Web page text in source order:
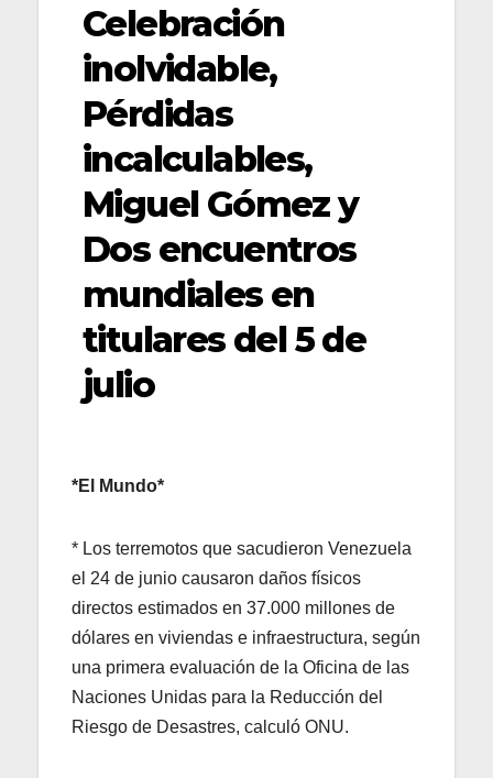
Celebración
inolvidable,
Pérdidas
incalculables,
Miguel Gómez y
Dos encuentros
mundiales en
titulares del 5 de
julio
*El Mundo*
* Los terremotos que sacudieron Venezuela
el 24 de junio causaron daños físicos
directos estimados en 37.000 millones de
dólares en viviendas e infraestructura, según
una primera evaluación de la Oficina de las
Naciones Unidas para la Reducción del
Riesgo de Desastres, calculó ONU.